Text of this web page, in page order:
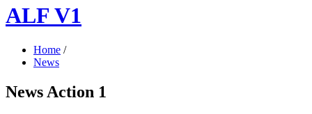
ALF V1
Home /
News
News Action 1